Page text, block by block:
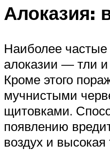
Алоказия:
Наиболее частые
алоказии — тли
Кроме этого
мучнистыми
щитовками.
появлению
воздух и